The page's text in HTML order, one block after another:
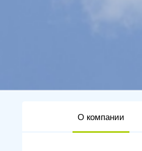
О компании